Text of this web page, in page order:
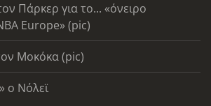
Πάρκερ για το... «όνειρο
Europe» (pic)
Μοκόκα (pic)
ο Νόλεϊ